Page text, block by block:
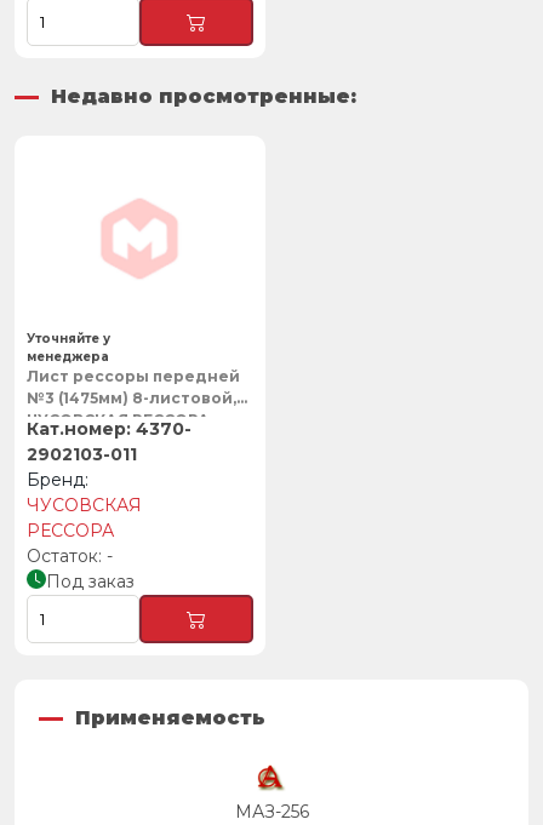
Недавно просмотренные:
Лист рессоры передней
№3 (1475мм) 8-листовой,
ЧУСОВСКАЯ РЕССОРА
4370-
2902103-011
ЧУСОВСКАЯ
РЕССОРА
-
Под заказ
Уточняйте у
менеджера
Применяемость
МАЗ-256